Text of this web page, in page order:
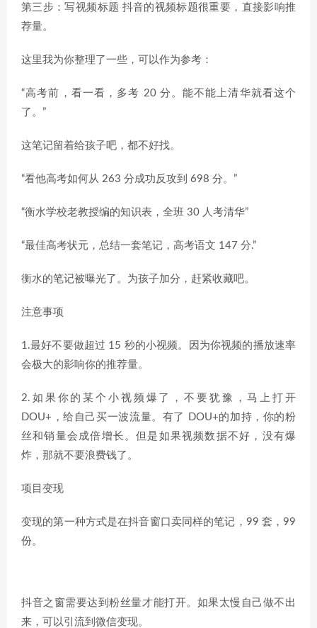
第三步：写视频标题 抖音的视频标题很重要，直接影响推
荐量。
这里我为你整理了一些，可以作为参考：
“高考前，看一看，多考 20 分。能不能上清华就看这个
了。”
这笔记留着给孩子吧，都不好找。
“看他高考如何从 263 分成功反攻到 698 分。”
“衡水学校老教授编的知识表，全班 30 人考清华”
“最佳高考状元，总结一套笔记，高考语文 147 分.”
衡水的笔记被曝光了。为孩子加分，赶紧收藏吧。
注意事项
1.最好不要做超过 15 秒的小视频。因为你视频的播放速率
会极大的影响你的推荐量。
2.如果你的某个小视频爆了，不要犹豫，马上打开
DOU+，给自己买一波流量。有了 DOU+的加持，你的粉
丝和销量会成倍增长。但是如果视频数据不好，没有爆
炸，那就不要浪费钱了。
项目变现
变现的第一种方式是在抖音窗口卖同样的笔记，99 套，99
份。
抖音之窗需要达到粉丝量才能打开。如果太慢自己做不出
来，可以引流到微信变现。